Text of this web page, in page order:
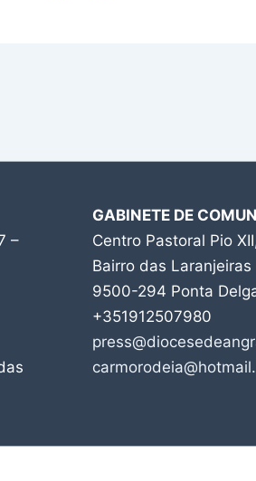
–
GABINETE DE
Centro Pastoral Pio
Bairro das Laranjeiras
9500-294 Ponta
+351912507980